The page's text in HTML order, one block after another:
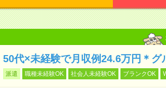
50代×未経験で月収例24.6万円＊グ
派遣 職種未経験OK 社会人未経験OK ブランクOK